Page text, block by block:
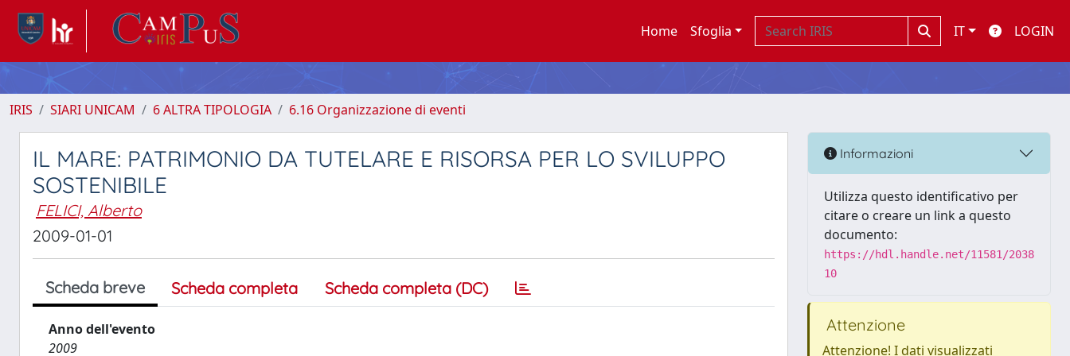
Home Sfoglia IT LOGIN
IRIS SIARI UNICAM 6 ALTRA TIPOLOGIA 6.16 Organizzazione di eventi
IL MARE: PATRIMONIO DA TUTELARE E RISORSA PER LO SVILUPPO
SOSTENIBILE
FELICI, Alberto
2009-01-01
Scheda breve Scheda completa Scheda completa (DC)
Anno dell'evento
2009
Informazioni
Utilizza questo identificativo per
citare o creare un link a questo
documento:
https://hdl.handle.net/11581/2038
10
Attenzione
Attenzione! I dati visualizzati